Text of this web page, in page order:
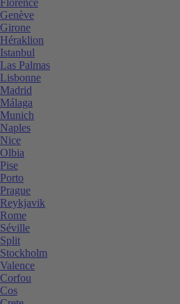
Genève
Girone
Héraklion
Istanbul
Las Palmas
Lisbonne
Madrid
Málaga
Munich
Naples
Nice
Olbia
Pise
Porto
Prague
Reykjavik
Rome
Séville
Split
Stockholm
Valence
Corfou
Cos